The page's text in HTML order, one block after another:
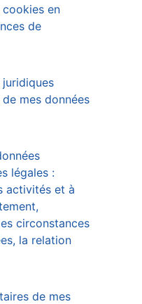
en
de
mes données
légales :
activités et à
circonstances
la relation
de mes